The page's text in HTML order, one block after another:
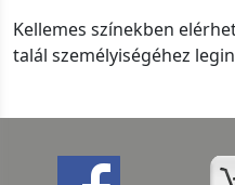
Kellemes színekben
talál személyiségéhez